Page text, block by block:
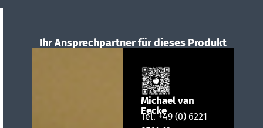
Ihr Ansprechpartner für dieses Produkt
Michael van
Eecke
Tel.+49 (0) 6221